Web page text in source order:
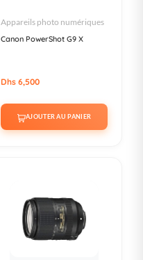
Appareils photo numériques
Canon PowerShot G9 X
Dhs 6,500
AJOUTER AU PANIER